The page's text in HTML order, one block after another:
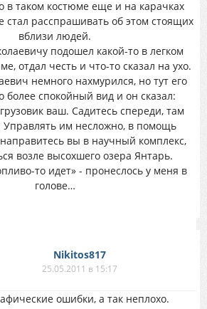
в таком костюме еще и на карачках
стал расспрашивать об этом стоящих
вблизи людей.
подошел какой-то в легком
отдал честь и что-то сказал на ухо.
немного нахмурился, но тут его
более спокойный вид и он сказал:
ваш. Садитесь спереди, там
Управлять им несложно, в помощь
вы в научный комплекс,
возле высохшего озера Янтарь.
то идет» - пронеслось у меня в
голове…
Nikitos817
25.05.2011 в 15:17
ошибки, а так неплохо.